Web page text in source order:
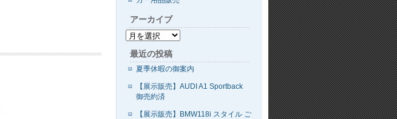
アーカイブ
最近の投稿
夏季休暇の御案内
【展示販売】AUDI A1 Sportback
御売約済
【展示販売】BMW118i スタイル ご